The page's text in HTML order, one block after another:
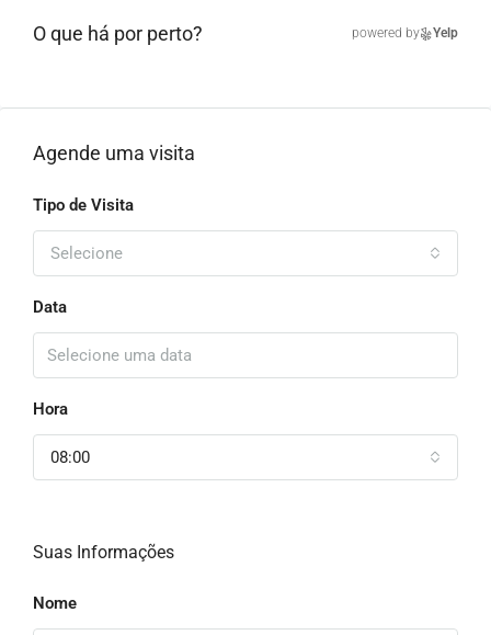
O que há por perto? powered by Yelp
Agende uma visita
Tipo de Visita
Selecione
Data
Hora
08:00
Suas Informações
Nome